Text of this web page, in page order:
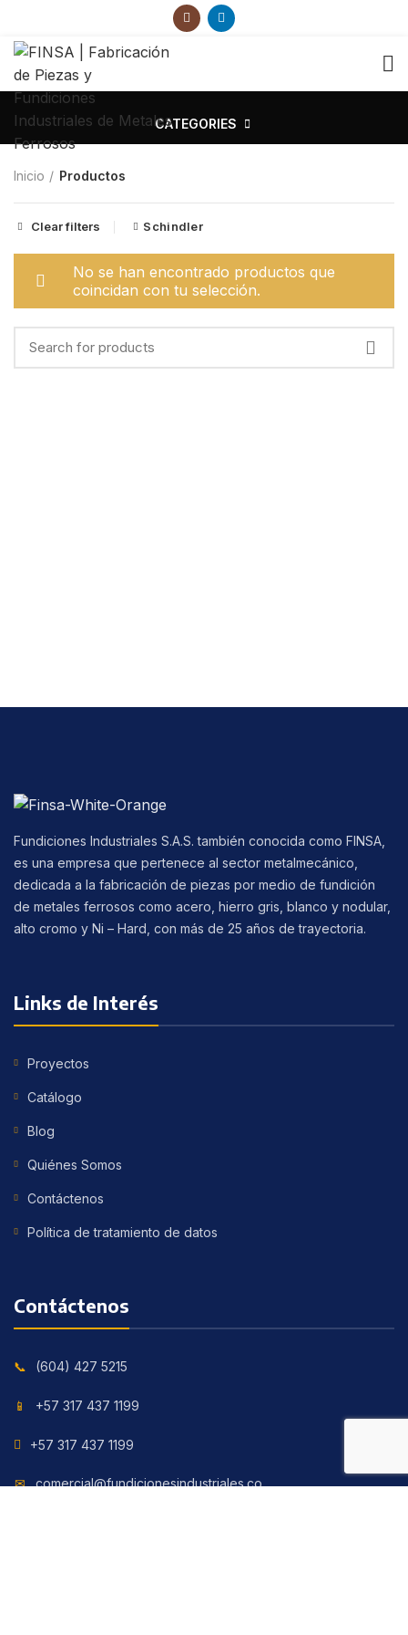
CATEGORIES
Inicio Productos
Clear filters Schindler
No se han encontrado productos que
coincidan con tu selección.
Fundiciones Industriales S.A.S. también conocida como FINSA,
es una empresa que pertenece al sector metalmecánico,
dedicada a la fabricación de piezas por medio de fundición
de metales ferrosos como acero, hierro gris, blanco y nodular,
alto cromo y Ni – Hard, con más de 25 años de trayectoria.
Links de Interés
Proyectos
Catálogo
Blog
Quiénes Somos
Contáctenos
Política de tratamiento de datos
Contáctenos
(604) 427 5215
+57 317 437 1199
+57 317 437 1199
comercial@fundicionesindustriales.co